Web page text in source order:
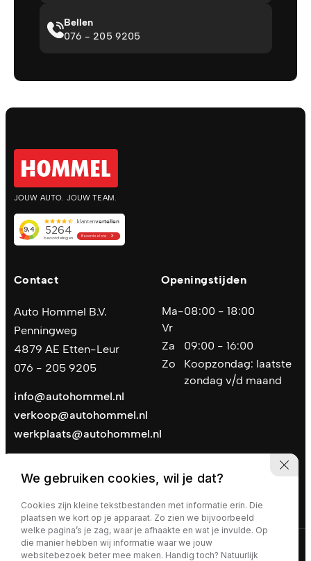
Bellen
076 - 205 9205
JOUW AUTO. JOUW TEAM.
Contact
Auto Hommel B.V.
Penningweg
4879 AE Etten-Leur
076 - 205 9205
info@autohommel.nl
verkoop@autohommel.nl
werkplaats@autohommel.nl
Openingstijden
Ma-
Vr
08:00 - 18:00
Za
09:00 - 16:00
Zo
Koopzondag: laatste
zondag v/d maand
Privacy policy | Algemene voorwaarden
We gebruiken cookies, wil je dat?
Cookies zijn kleine tekstbestanden met informatie erin. Die
plaatsen we kort op je apparaat. Zo zien we bijvoorbeeld
welke pagina’s je zag, waar je afhaakte en wat je invulde. Op
die manier hebben wij informatie waar we jouw
websitebezoek beter mee maken. Handig toch? Natuurlijk